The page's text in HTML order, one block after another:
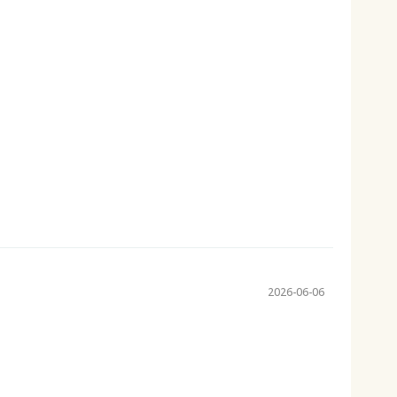
2026-06-06